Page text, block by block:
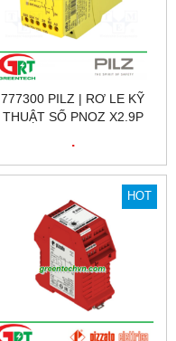
777300 PILZ | RƠ LE KỸ
THUẬT SỐ PNOZ X2.9P
.
HOT